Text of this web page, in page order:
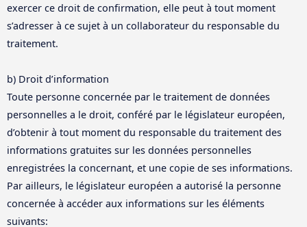
exercer ce droit de confirmation, elle peut à tout moment
s’adresser à ce sujet à un collaborateur du responsable du
traitement.
b) Droit d’information
Toute personne concernée par le traitement de données
personnelles a le droit, conféré par le législateur européen,
d’obtenir à tout moment du responsable du traitement des
informations gratuites sur les données personnelles
enregistrées la concernant, et une copie de ses informations.
Par ailleurs, le législateur européen a autorisé la personne
concernée à accéder aux informations sur les éléments
suivants: